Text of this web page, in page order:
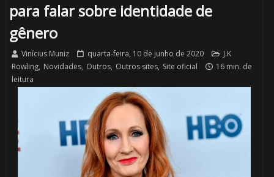
para falar sobre identidade de
gênero
Vinícius Muniz quarta-feira, 10 de junho de 2020
J.K
Rowling, Novidades, Outros, Outros sites, Site oficial
16 min. de
leitura
⚡
🎂 1️⃣ 8️⃣